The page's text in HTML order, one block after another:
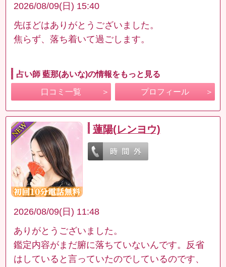
2026/08/09(日) 15:40
先ほどはありがとうございました。
焦らず、落ち着いて過ごします。
占い師 藍那(あいな)の情報をもっと見る
口コミ一覧 プロフィール
蓮陽(レンヨウ)
2026/08/09(日) 11:48
ありがとうございました。
鑑定内容がまだ腑に落ちていないんです。反省
はしていると言っていたのでしているのです、